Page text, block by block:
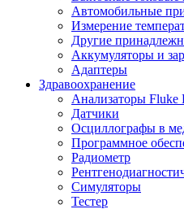
Автомобильные
Измерение
Другие
Аккумуляторы и
Адаптеры
Здравоохранение
Анализаторы Fluke
Датчики
Осциллографы в
Программное
Радиометр
Симуляторы
Тестер